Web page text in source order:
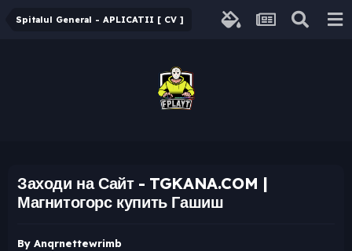
Spitalul General - APLICATII [ CV ]
Заходи на Сайт - TGKANA.COM |
Магнитогорс купить Гашиш
By Anqrnettewrimb